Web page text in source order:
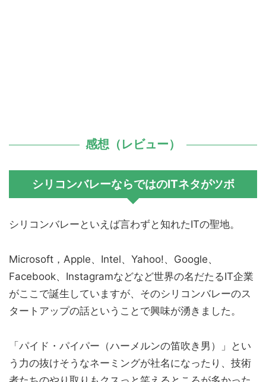
感想（レビュー）
シリコンバレーならではのITネタがツボ
シリコンバレーといえば言わずと知れたITの聖地。
Microsoft，Apple、Intel、Yahoo!、Google、
Facebook、Instagramなどなど世界の名だたるIT企業
がここで誕生していますが、そのシリコンバレーのス
タートアップの話ということで興味が湧きました。
「パイド・パイパー（ハーメルンの笛吹き男）」とい
う力の抜けそうなネーミングが社名になったり、技術